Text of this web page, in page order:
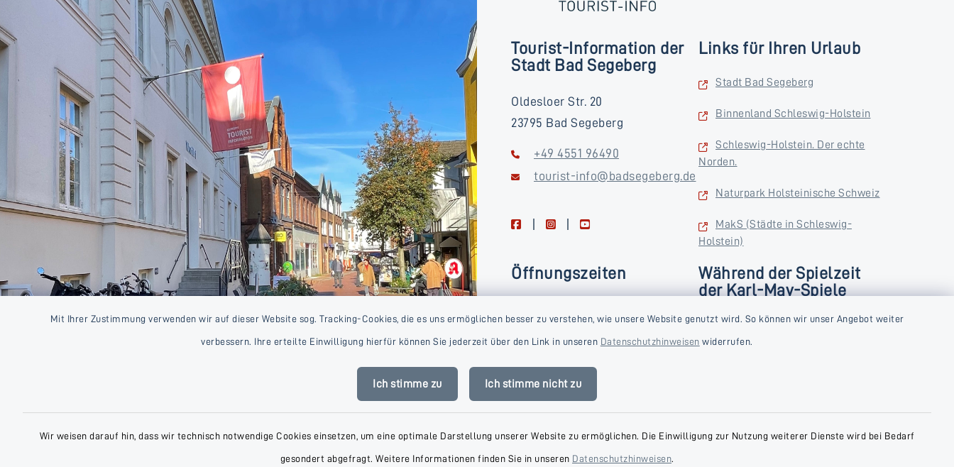
Mit Ihrer Zustimmung verwenden wir auf dieser Website sog. Tracking-Cookies, die es uns ermöglichen besser zu verstehen, wie unsere Website genutzt wird. So können wir unser Angebot weiter
verbessern. Ihre erteilte Einwilligung hierfür können Sie jederzeit über den Link in unseren Datenschutzhinweisen widerrufen.
Ich stimme zu Ich stimme nicht zu
Wir weisen darauf hin, dass wir technisch notwendige Cookies einsetzen, um eine optimale Darstellung unserer Website zu ermöglichen. Die Einwilligung zur Nutzung weiterer Dienste wird bei Bedarf
gesondert abgefragt. Weitere Informationen finden Sie in unseren Datenschutzhinweisen.
Tourist-Information der
Stadt Bad Segeberg
Oldesloer Str. 20
23795 Bad Segeberg
+49 4551 96490
tourist-info@badsegeberg.de
facebookinstagramyoutube
Links für Ihren Urlaub
Stadt Bad Segeberg
Binnenland Schleswig-Holstein
Schleswig-Holstein. Der echte
Norden.
Naturpark Holsteinische Schweiz
MakS (Städte in Schleswig-
Holstein)
Öffnungszeiten
Freitag
09:00-16:00 Uhr
Mittwoch
09:00-14:00 Uhr
Während der Spielzeit
der Karl-May-Spiele
Donnerstag und Freitag